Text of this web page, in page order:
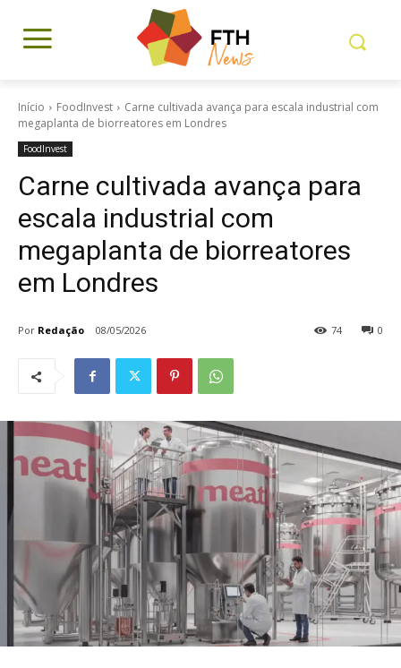
Início FoodInvest
Carne cultivada avança para escala industrial com
megaplanta de biorreatores em Londres
FoodInvest
Carne cultivada avança para
escala industrial com
megaplanta de biorreatores
em Londres
Por Redação 08/05/2026 0
74